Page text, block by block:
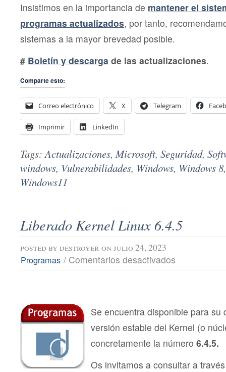
Insistimos en la importancia de mantener el
programas actualizados, por tanto,
sistemas a la mayor brevedad posible.
# Boletín y descarga de las actualizaciones.
Comparte esto:
Correo electrónico X Telegram
Imprimir LinkedIn
Tags:Actualizaciones,Microsoft, Seguridad,
windows, Vulnerabilidades, Windows, Windows 8
Windows11
Liberado Kernel Linux 6.4.5
posted by destroyer on julio 24, 2023
Programas / Comentarios desactivados
Se encuentra disponible para su
versión estable del Kernel (o
concretamente la número 6.4.5.
Os invitamos a consultar a